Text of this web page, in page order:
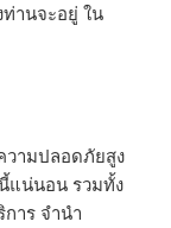
านจะอยู่ ใน
ามปลอดภัยสูง
แน่นอน รวมทั้ง
การ จำนำ